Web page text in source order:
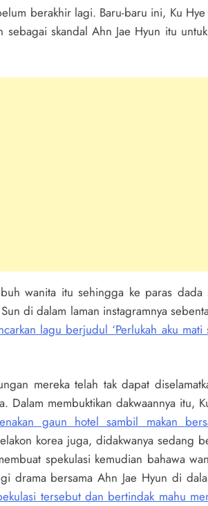
berakhir lagi. Baru-baru ini, Ku
skandal Ahn Jae Hyun itu
wanita itu sehingga ke paras dada
di dalam laman instagramnya
lagu berjudul ‘Perlukah aku mati
mereka telah tak dapat
Dalam membuktikan dakwaannya itu,
gaun hotel sambil makan
korea juga, didakwanya sedang
spekulasi kemudian bahawa
drama bersama Ahn Jae Hyun di
tersebut dan bertindak mahu